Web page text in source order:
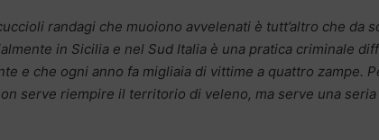
randagi che muoiono avvelenati è tutt’altro che da
in Sicilia e nel Sud Italia è una pratica criminale
e che ogni anno fa migliaia di vittime a quattro zampe.
serve riempire il territorio di veleno, ma serve una seria